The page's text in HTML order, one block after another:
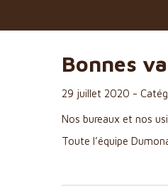
Bonnes
29 juillet 2020 -
Nos bureaux et nos
Toute l’équipe